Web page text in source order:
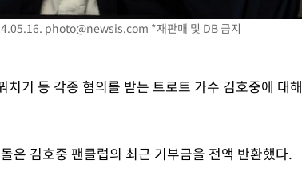
photo@newsis.com *재판매 및 DB 금지
기 등 각종 혐의를 받는 트로트 가수 김호중에 대해
은 김호중 팬클럽의 최근 기부금을 전액 반환했다.